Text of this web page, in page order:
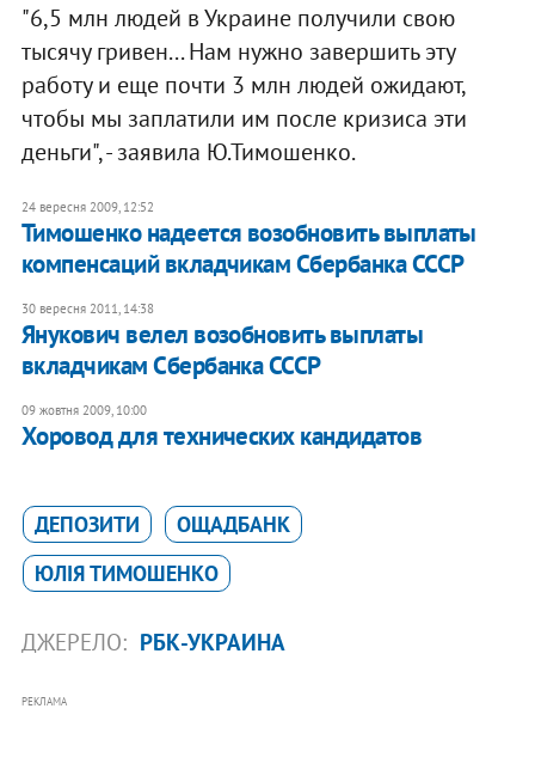
"6,5 млн людей в Украине получили свою
тысячу гривен... Нам нужно завершить эту
работу и еще почти 3 млн людей ожидают,
чтобы мы заплатили им после кризиса эти
деньги", - заявила Ю.Тимошенко.
24 вересня 2009, 12:52
Тимошенко надеется возобновить выплаты
компенсаций вкладчикам Сбербанка СССР
30 вересня 2011, 14:38
Янукович велел возобновить выплаты
вкладчикам Сбербанка СССР
09 жовтня 2009, 10:00
Хоровод для технических кандидатов
ДЕПОЗИТИ
ОЩАДБАНК
ЮЛІЯ ТИМОШЕНКО
ДЖЕРЕЛО: РБК-УКРАИНА
РЕКЛАМА